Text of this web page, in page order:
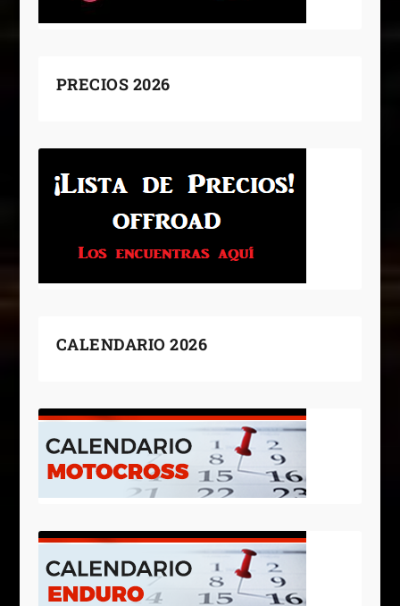
PRECIOS 2026
CALENDARIO 2026